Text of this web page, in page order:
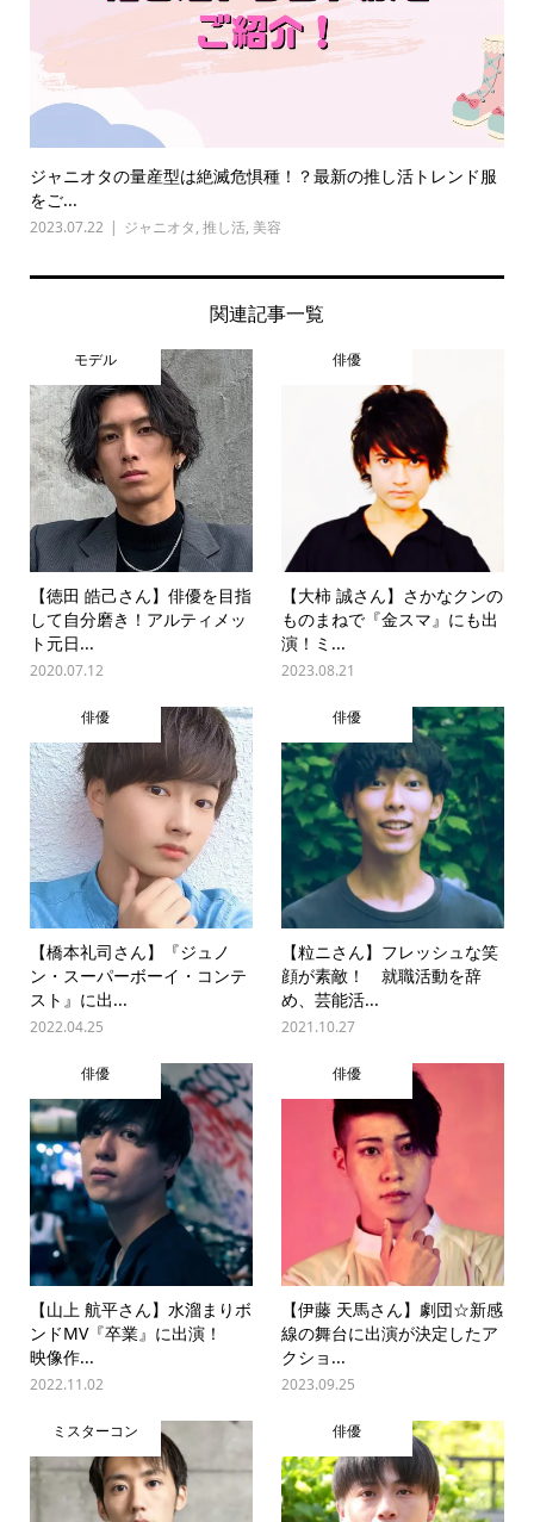
ジャニオタの量産型は絶滅危惧種！？最新の推し活トレンド服
をご...
2023.07.22 ジャニオタ, 推し活, 美容
関連記事一覧
モデル
【徳田 皓己さん】俳優を目指
して自分磨き！アルティメッ
ト元日...
2020.07.12
俳優
【大柿 誠さん】さかなクンの
ものまねで『金スマ』にも出
演！ミ...
2023.08.21
俳優
【橋本礼司さん】『ジュノ
ン・スーパーボーイ・コンテ
スト』に出...
2022.04.25
俳優
【粒ニさん】フレッシュな笑
顔が素敵！ 就職活動を辞
め、芸能活...
2021.10.27
俳優
【山上 航平さん】水溜まりボ
ンドMV『卒業』に出演！
映像作...
2022.11.02
俳優
【伊藤 天馬さん】劇団☆新感
線の舞台に出演が決定したア
クショ...
2023.09.25
ミスターコン 俳優